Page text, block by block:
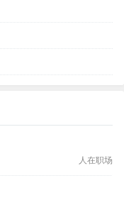
人在职场